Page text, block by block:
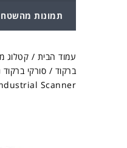
תמונות מהשטח
עמוד הבית / קטלוג
ברקוד / סורקי
Scanner